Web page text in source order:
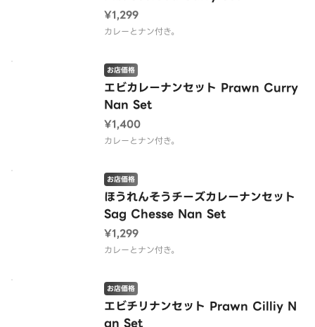
¥1,299
カレーとナン付き。
エビカレーナンセット Prawn Curry
Nan Set
お店価格
¥1,400
カレーとナン付き。
ほうれんそうチーズカレーナンセット
Sag Chesse Nan Set
お店価格
¥1,299
カレーとナン付き。
エビチリナンセット Prawn Cilliy N
an Set
お店価格